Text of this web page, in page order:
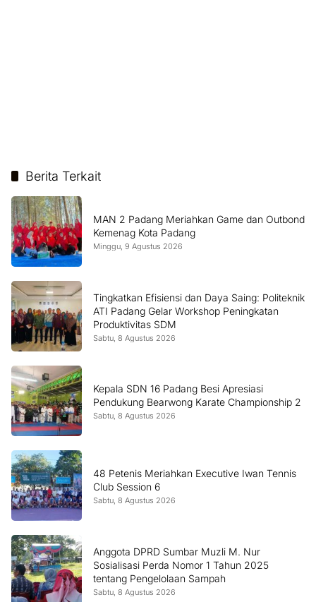
Berita Terkait
MAN 2 Padang Meriahkan Game dan Outbond
Kemenag Kota Padang
Minggu, 9 Agustus 2026
Tingkatkan Efisiensi dan Daya Saing: Politeknik
ATI Padang Gelar Workshop Peningkatan
Produktivitas SDM
Sabtu, 8 Agustus 2026
Kepala SDN 16 Padang Besi Apresiasi
Pendukung Bearwong Karate Championship 2
Sabtu, 8 Agustus 2026
48 Petenis Meriahkan Executive Iwan Tennis
Club Session 6
Sabtu, 8 Agustus 2026
Anggota DPRD Sumbar Muzli M. Nur
Sosialisasi Perda Nomor 1 Tahun 2025
tentang Pengelolaan Sampah
Sabtu, 8 Agustus 2026